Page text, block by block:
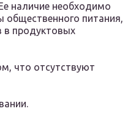
наличие необходимо
общественного питания,
продуктовых
что отсутствуют